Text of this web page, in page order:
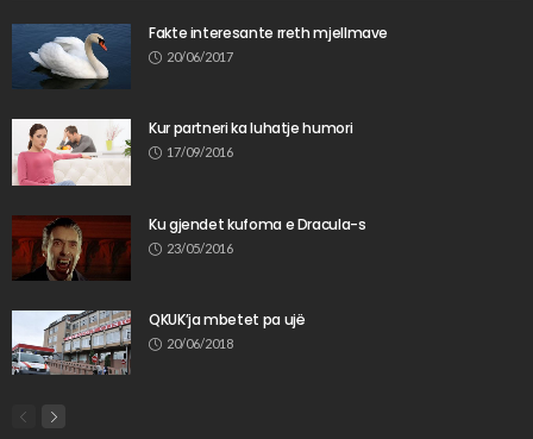
Fakte interesante rreth mjellmave
20/06/2017
Kur partneri ka luhatje humori
17/09/2016
Ku gjendet kufoma e Dracula-s
23/05/2016
QKUK’ja mbetet pa ujë
20/06/2018